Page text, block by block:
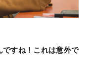
すね！これは意外で